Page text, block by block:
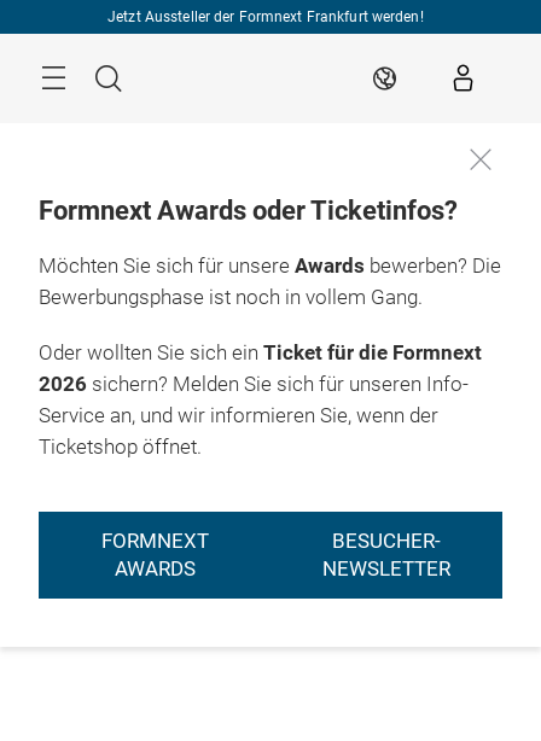
Jetzt Aussteller der Formnext Frankfurt werden!
Suche DE
Formnext Awards oder Ticketinfos?
Möchten Sie sich für unsere Awards bewerben? Die
Bewerbungsphase ist noch in vollem Gang.
Oder wollten Sie sich ein Ticket für die Formnext
2026 sichern? Melden Sie sich für unseren Info-
Service an, und wir informieren Sie, wenn der
Ticketshop öffnet.
FORMNEXT
AWARDS
BESUCHER-
NEWSLETTER